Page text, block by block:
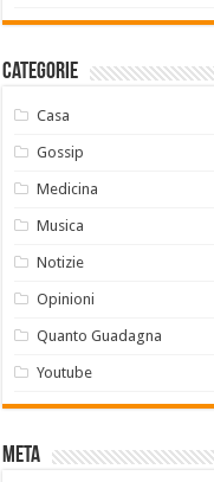
Categorie
Casa
Gossip
Medicina
Musica
Notizie
Opinioni
Quanto Guadagna
Youtube
Meta